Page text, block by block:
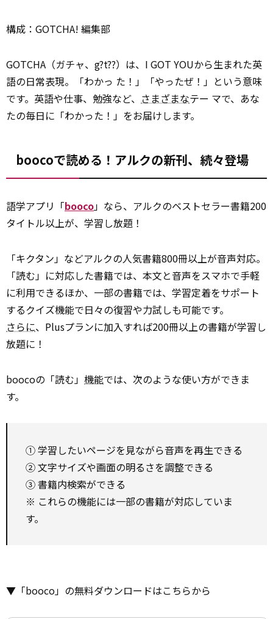
構成：GOTCHA! 編集部
GOTCHA（ガチャ、g?t??）は、I GOT YOUから生まれた英
語の日常表現。「わかっ た！」「やったぜ！」という意味
です。英語や仕事、勉強など、 さまざまなテー マで、あな
たの毎日に「わかった！」をお届けします。
boocoで読める！アルクの新刊、続々登場
語学アプリ「booco」なら、アルクのベストセラー書籍200
タイトル以上が、学習し放題！
「キクタン」などアルクの人気書籍800冊以上が音声対応。
「読む」に対応した書籍では、本文と音声をスマホで手軽
に利用できるほか、一部の書籍では、学習定着をサポート
するクイズ機能で日々の復習や力試しも可能です。
さらに、Plusプランに加入すれば200冊以上の書籍が学習し
放題に！
boocoの「読む」 機能では、次のような使い方ができま
す。
① 学習したいページを見ながら音声を再生できる
② 文字サイズや画面の明るさを調整できる
③ 書籍内検索ができる
※ これらの機能には一部の書籍が対応していま
す。
▼「booco」の無料ダウンロードはこちらから